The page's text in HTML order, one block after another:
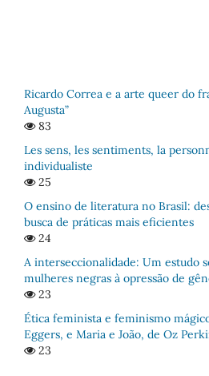
Ricardo Correa e a arte queer do
Augusta”
83
Les sens, les sentiments, la
individualiste
25
O ensino de literatura no Brasil:
busca de práticas mais eficientes
24
A interseccionalidade: Um estudo
mulheres negras à opressão de
23
Ética feminista e feminismo
Eggers, e Maria e João, de Oz
23